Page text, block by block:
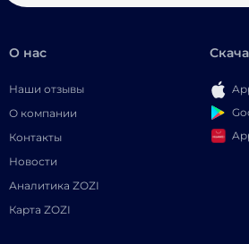
О нас
Наши отзывы
О компании
Контакты
Новости
Аналитика ZOZI
Карта ZOZI